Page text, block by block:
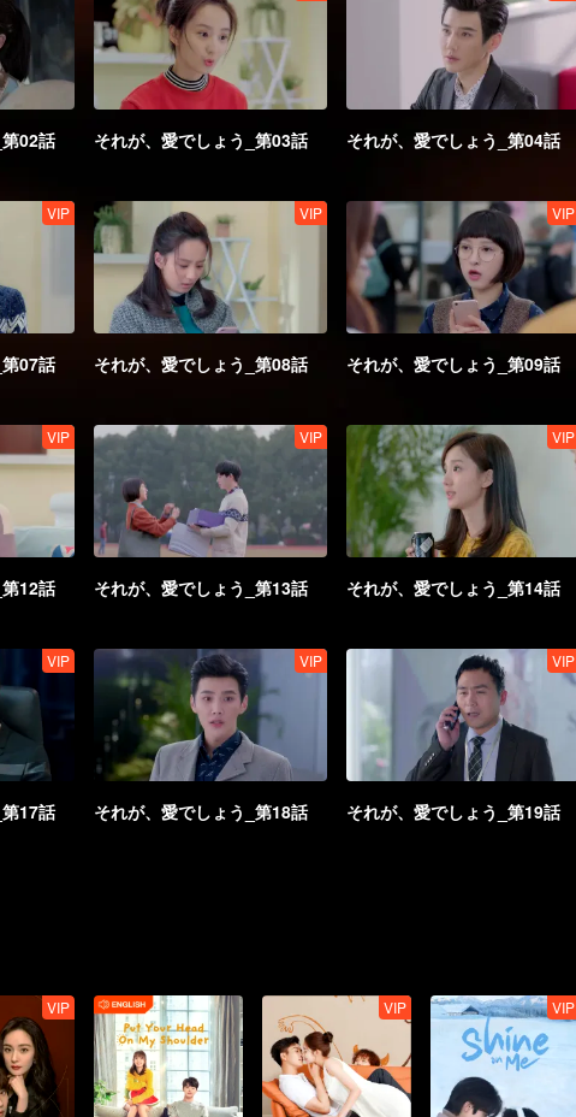
02話 それが、愛でしょう_第03話 それが、愛でしょう_第04話
VIP
07話
VIP
それが、愛でしょう_第08話
VIP
それが、愛でしょう_第09話
VIP
12話
VIP
それが、愛でしょう_第13話
VIP
それが、愛でしょう_第14話
VIP
17話
VIP
それが、愛でしょう_第18話
VIP
それが、愛でしょう_第19話
VIP VIP VIP